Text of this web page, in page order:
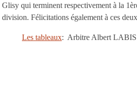
Glisy qui terminent respectivement à la
division. Félicitations également à ces
Les tableaux: Arbitre Albert LABIS